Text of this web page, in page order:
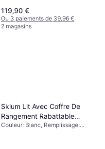
Fibre, Polyester, Matériau:
Polyester, Fermeté: Moyen,
Moyen/dur
119,90 €
Ou 3 paiements de 39,96 €
2 magasins
Sklum Lit Avec Coffre De
Rangement Rabattable
Jolcem Boucle Blanc 180 x
Couleur: Blanc, Remplissage: